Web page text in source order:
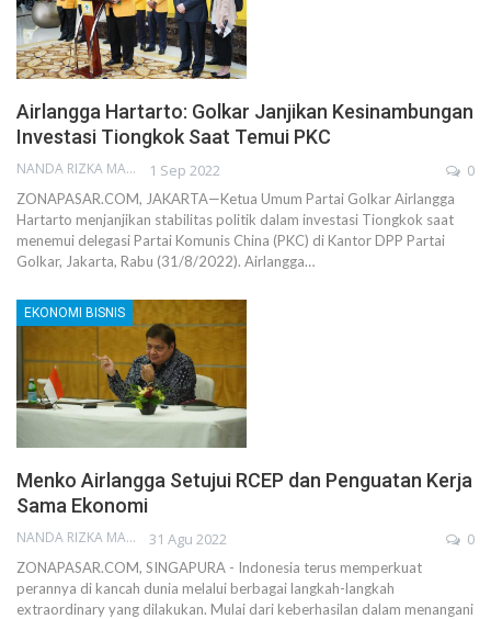
Airlangga Hartarto: Golkar Janjikan Kesinambungan
Investasi Tiongkok Saat Temui PKC
NANDA RIZKA MAHENDRA 1 Sep 2022 0
ZONAPASAR.COM, JAKARTA—Ketua Umum Partai Golkar Airlangga
Hartarto menjanjikan stabilitas politik dalam investasi Tiongkok saat
menemui delegasi Partai Komunis China (PKC) di Kantor DPP Partai
Golkar, Jakarta, Rabu (31/8/2022). Airlangga…
EKONOMI BISNIS
Menko Airlangga Setujui RCEP dan Penguatan Kerja
Sama Ekonomi
NANDA RIZKA MAHENDRA 31 Agu 2022 0
ZONAPASAR.COM, SINGAPURA - Indonesia terus memperkuat
perannya di kancah dunia melalui berbagai langkah-langkah
extraordinary yang dilakukan. Mulai dari keberhasilan dalam menangani